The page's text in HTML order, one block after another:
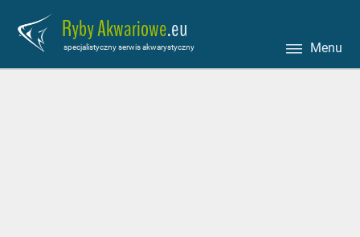
Ryby Akwariowe.eu
specjalistyczny serwis akwarystyczny Menu